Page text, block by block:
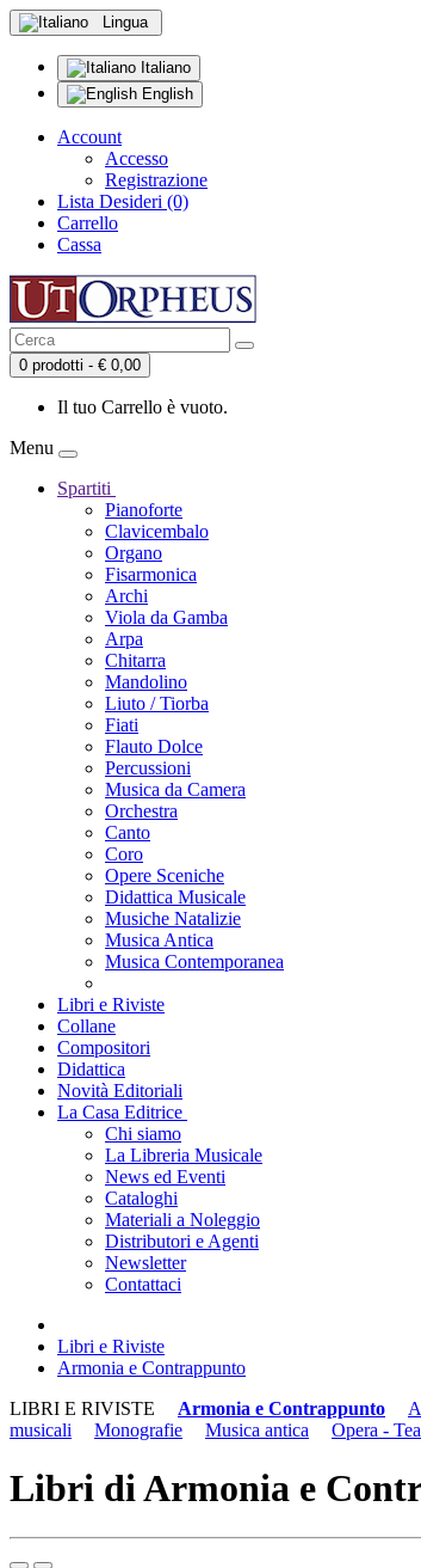
Lingua
Italiano
English
Account
Accesso
Registrazione
Lista Desideri (0)
Carrello
Cassa
0 prodotti - € 0,00
Il tuo Carrello è vuoto.
Menu
Spartiti
Pianoforte
Clavicembalo
Organo
Fisarmonica
Archi
Viola da Gamba
Arpa
Chitarra
Mandolino
Liuto / Tiorba
Fiati
Flauto Dolce
Percussioni
Musica da Camera
Orchestra
Canto
Coro
Opere Sceniche
Didattica Musicale
Musiche Natalizie
Musica Antica
Musica Contemporanea
Libri e Riviste
Collane
Compositori
Didattica
Novità Editoriali
La Casa Editrice
Chi siamo
La Libreria Musicale
News ed Eventi
Cataloghi
Materiali a Noleggio
Distributori e Agenti
Newsletter
Contattaci
Libri e Riviste
Armonia e Contrappunto
LIBRI E RIVISTE
Armonia e Contrappunto
musicali
Monografie Musica antica Opera -
Libri di Armonia e